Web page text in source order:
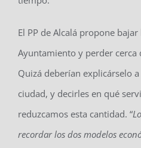
El PP de Alcalá propone
Ayuntamiento y perder cerca
Quizá deberían explicárselo
ciudad, y decirles en qué
reduzcamos esta cantidad. “
recordar los dos modelos